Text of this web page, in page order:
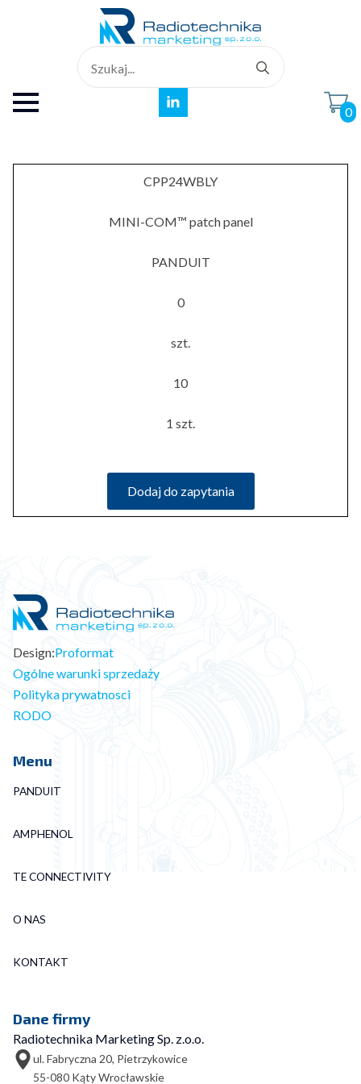
for:
0
CPP24WBLY
MINI-COM™ patch panel
PANDUIT
0
szt.
10
1 szt.
Dodaj do zapytania
Design:Proformat
Ogólne warunki sprzedaży
Polityka prywatnosci
RODO
Menu
PANDUIT
AMPHENOL
TE CONNECTIVITY
O NAS
KONTAKT
Dane firmy
Radiotechnika Marketing Sp. z.o.o.
ul. Fabryczna 20, Pietrzykowice
55-080 Kąty Wrocławskie